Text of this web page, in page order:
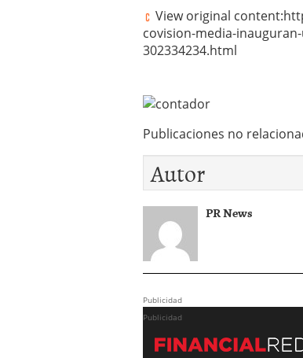
View original
covision-media-
302334234.html
Publicaciones no
Autor
PR News
Publicidad
Publicidad